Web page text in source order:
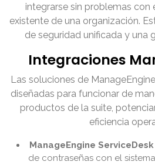
integrarse sin problemas con
existente de una organización.
de seguridad unificada y una
Integraciones
Las soluciones de
diseñadas para funcionar de
productos de la suite,
eficiencia
ManageEngine
de contraseñas con el